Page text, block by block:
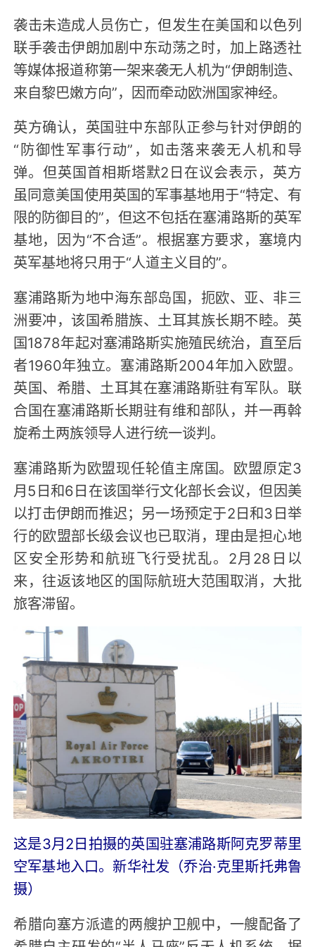
袭击未造成人员伤亡，但发生在美国和以色列
联手袭击伊朗加剧中东动荡之时，加上路透社
等媒体报道称第一架来袭无人机为“伊朗制造、
来自黎巴嫩方向”，因而牵动欧洲国家神经。
英方确认，英国驻中东部队正参与针对伊朗的
“防御性军事行动”，如击落来袭无人机和导
弹。但英国首相斯塔默2日在议会表示，英方
虽同意美国使用英国的军事基地用于“特定、有
限的防御目的”，但这不包括在塞浦路斯的英军
基地，因为“不合适”。根据塞方要求，塞境内
英军基地将只用于“人道主义目的”。
塞浦路斯为地中海东部岛国，扼欧、亚、非三
洲要冲，该国希腊族、土耳其族长期不睦。英
国1878年起对塞浦路斯实施殖民统治，直至后
者1960年独立。塞浦路斯2004年加入欧盟。
英国、希腊、土耳其在塞浦路斯驻有军队。联
合国在塞浦路斯长期驻有维和部队，并一再斡
旋希土两族领导人进行统一谈判。
塞浦路斯为欧盟现任轮值主席国。欧盟原定3
月5日和6日在该国举行文化部长会议，但因美
以打击伊朗而推迟；另一场预定于2日和3日举
行的欧盟部长级会议也已取消，理由是担心地
区安全形势和航班飞行受扰乱。2月28日以
来，往返该地区的国际航班大范围取消，大批
旅客滞留。
这是3月2日拍摄的英国驻塞浦路斯阿克罗蒂里
空军基地入口。新华社发（乔治·克里斯托弗鲁
摄）
希腊向塞方派遣的两艘护卫舰中，一艘配备了